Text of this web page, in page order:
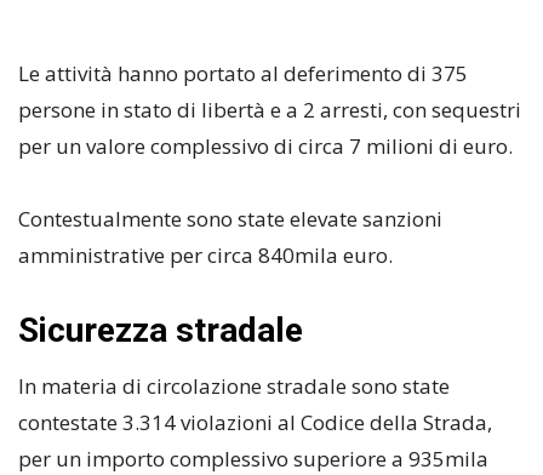
Le attività hanno portato al deferimento di 375
persone in stato di libertà e a 2 arresti, con sequestri
per un valore complessivo di circa 7 milioni di euro.
Contestualmente sono state elevate sanzioni
amministrative per circa 840mila euro.
Sicurezza stradale
In materia di circolazione stradale sono state
contestate 3.314 violazioni al Codice della Strada,
per un importo complessivo superiore a 935mila